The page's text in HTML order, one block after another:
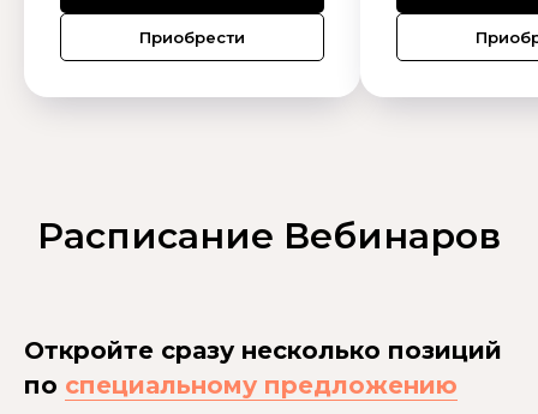
Приобрести
Расписание Вебинаров
Откройте сразу несколько позиций
по специальному предложению